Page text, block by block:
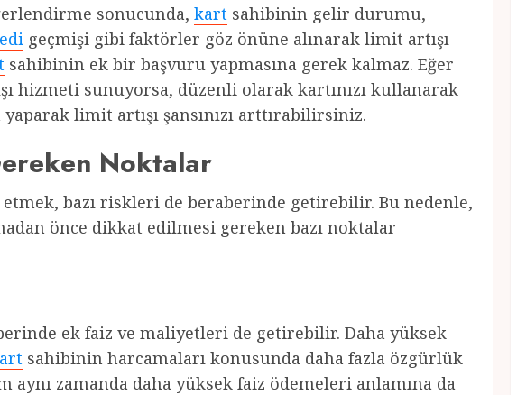
sonucunda, kart sahibinin gelir durumu,
geçmişi gibi faktörler göz önüne alınarak limit artışı
sahibinin ek bir başvuru yapmasına gerek kalmaz. Eğer
hizmeti sunuyorsa, düzenli olarak kartınızı kullanarak
limit artışı şansınızı arttırabilirsiniz.
Noktalar
bazı riskleri de beraberinde getirebilir. Bu nedenle,
önce dikkat edilmesi gereken bazı noktalar
ek faiz ve maliyetleri de getirebilir. Daha yüksek
sahibinin harcamaları konusunda daha fazla özgürlük
aynı zamanda daha yüksek faiz ödemeleri anlamına da